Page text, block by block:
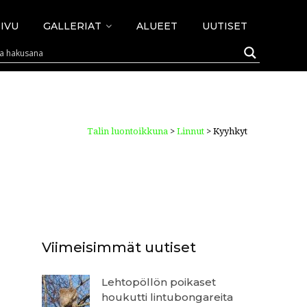
GALLERIAT ALUEET UUTISET
Talin luontoikkuna > Linnut > Kyyhkyt
Viimeisimmät uutiset
Lehtopöllön poikaset
houkutti lintubongareita